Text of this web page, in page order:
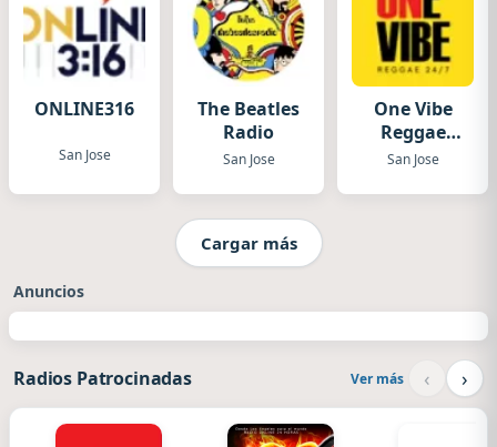
ONLINE316
San Jose
The Beatles
Radio
San Jose
One Vibe
Reggae
Station
San Jose
Cargar más
Anuncios
Radios Patrocinadas Ver más ‹ ›